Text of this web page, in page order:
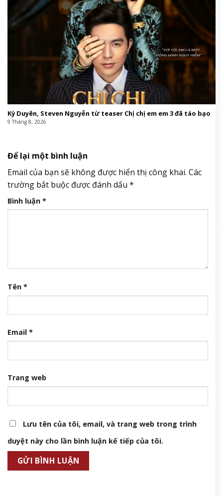
Kỳ Duyên, Steven Nguyễn từ teaser Chị chị em em 3 đã táo bạo
9 Tháng 8, 2026
Để lại một bình luận
Email của bạn sẽ không được hiển thị công khai. Các
trường bắt buộc được đánh dấu *
Bình luận *
Tên *
Email *
Trang web
Lưu tên của tôi, email, và trang web trong trình
duyệt này cho lần bình luận kế tiếp của tôi.